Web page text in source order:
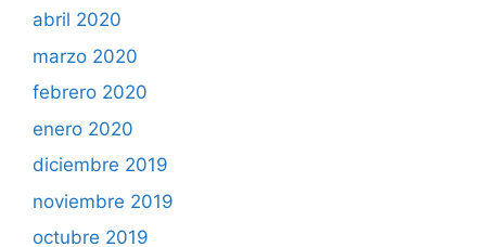
abril 2020
marzo 2020
febrero 2020
enero 2020
diciembre 2019
noviembre 2019
octubre 2019